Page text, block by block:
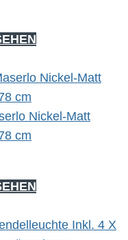
Nickel-Matt
cm